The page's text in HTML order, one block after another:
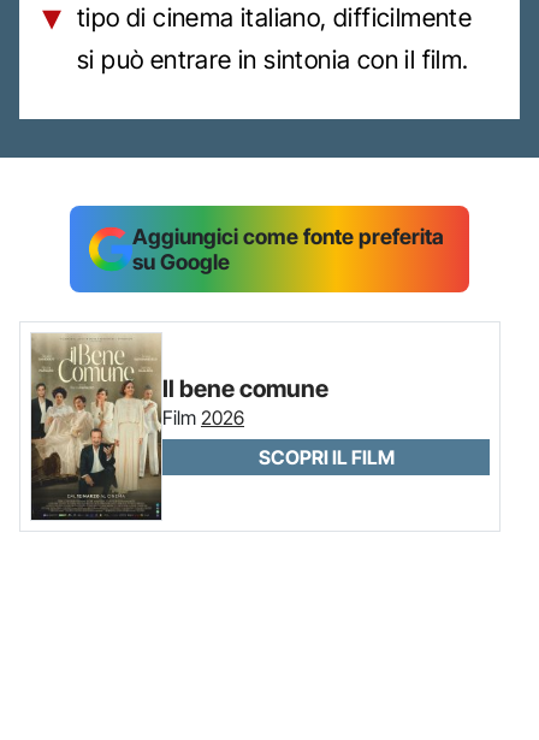
tipo di cinema italiano, difficilmente
si può entrare in sintonia con il film.
Aggiungici come fonte preferita
su Google
Il bene comune
Film 2026
SCOPRI IL FILM